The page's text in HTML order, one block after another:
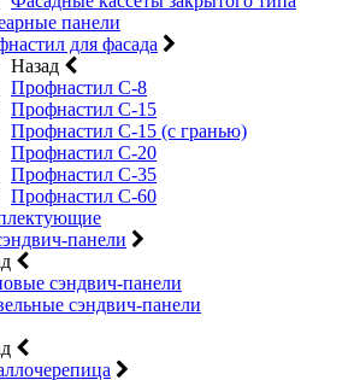
панели
для фасада
Назад
Профнастил С-8
Профнастил С-15
Профнастил С-15 (с гранью)
Профнастил С-20
Профнастил С-35
Профнастил С-60
панели
сэндвич-панели
сэндвич-панели